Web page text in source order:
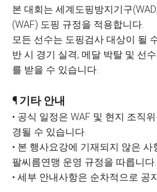
본 대회는 세계도핑방지기구
(WAF) 도핑 규정을 적용합니다.
모든 선수는 도핑검사 대상이 될
반 시 경기 실격, 메달 박탈 및 선
를 받을 수 있습니다.
¶ 기타 안내
• 공식 일정은 WAF 및 현지 조직
경될 수 있습니다.
• 본 행사요강에 기재되지 않은
팔씨름연맹 운영 규정을 따릅니다.
• 세부 안내사항은 순차적으로 공